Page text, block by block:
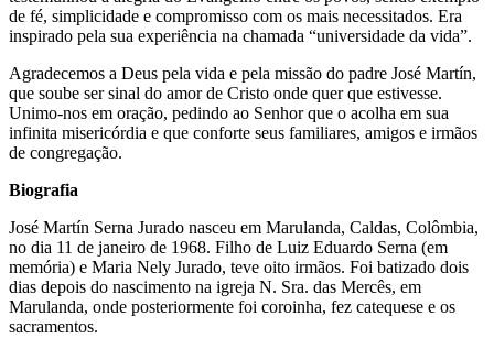
de fé, simplicidade e compromisso com os mais necessitados. Era
inspirado pela sua experiência na chamada “universidade da vida”.
Agradecemos a Deus pela vida e pela missão do padre José Martín,
que soube ser sinal do amor de Cristo onde quer que estivesse.
Unimo-nos em oração, pedindo ao Senhor que o acolha em sua
infinita misericórdia e que conforte seus familiares, amigos e irmãos
de congregação.
Biografia
José Martín Serna Jurado nasceu em Marulanda, Caldas, Colômbia,
no dia 11 de janeiro de 1968. Filho de Luiz Eduardo Serna (em
memória) e Maria Nely Jurado, teve oito irmãos. Foi batizado dois
dias depois do nascimento na igreja N. Sra. das Mercês, em
Marulanda, onde posteriormente foi coroinha, fez catequese e os
sacramentos.